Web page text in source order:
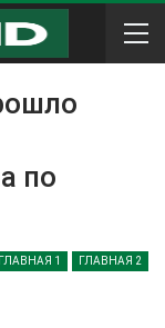
по
ГЛАВНАЯ 1 ГЛАВНАЯ 2